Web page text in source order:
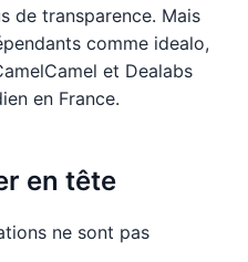
de transparence. Mais
comme idealo,
et Dealabs
en France.
en tête
ne sont pas